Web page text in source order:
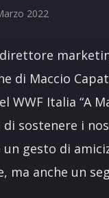
2022
di Maccio
WWF Italia “A
di sostenere i
un gesto di
ma anche un